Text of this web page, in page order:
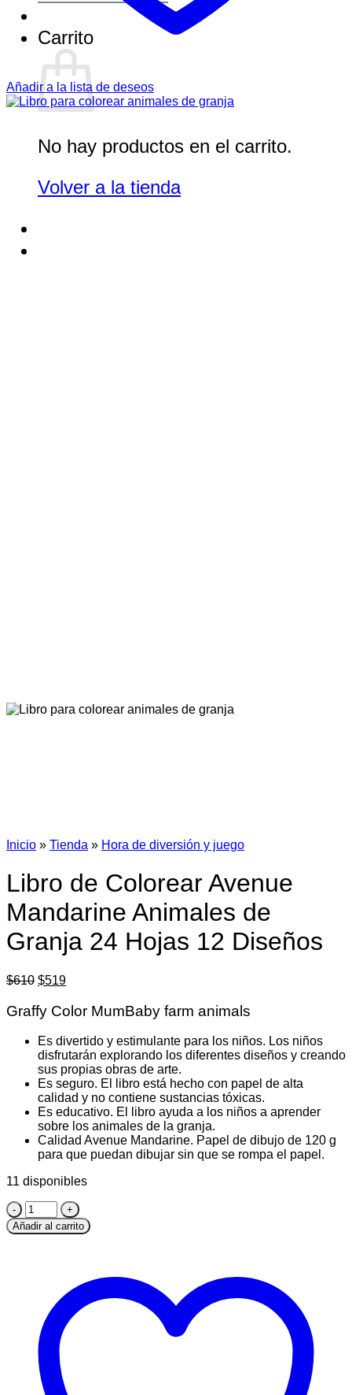
Carrito
No hay productos en el carrito.
Volver a la tienda
Añadir a la lista de deseos
Inicio » Tienda » Hora de diversión y juego
Libro de Colorear Avenue
Mandarine Animales de
Granja 24 Hojas 12 Diseños
$610 El
original
era:
$610.
$519El
actual
$519.
Graffy Color MumBaby farm animals
Es divertido y estimulante para los niños. Los niños
disfrutarán explorando los diferentes diseños y creando
sus propias obras de arte.
Es seguro. El libro está hecho con papel de alta
calidad y no contiene sustancias tóxicas.
Es educativo. El libro ayuda a los niños a aprender
sobre los animales de la granja.
Calidad Avenue Mandarine. Papel de dibujo de 120 g
para que puedan dibujar sin que se rompa el papel.
11 disponibles
Libro
de
Colorear
Granja
Hojas
12
Diseños
cantidad
Añadir al carrito